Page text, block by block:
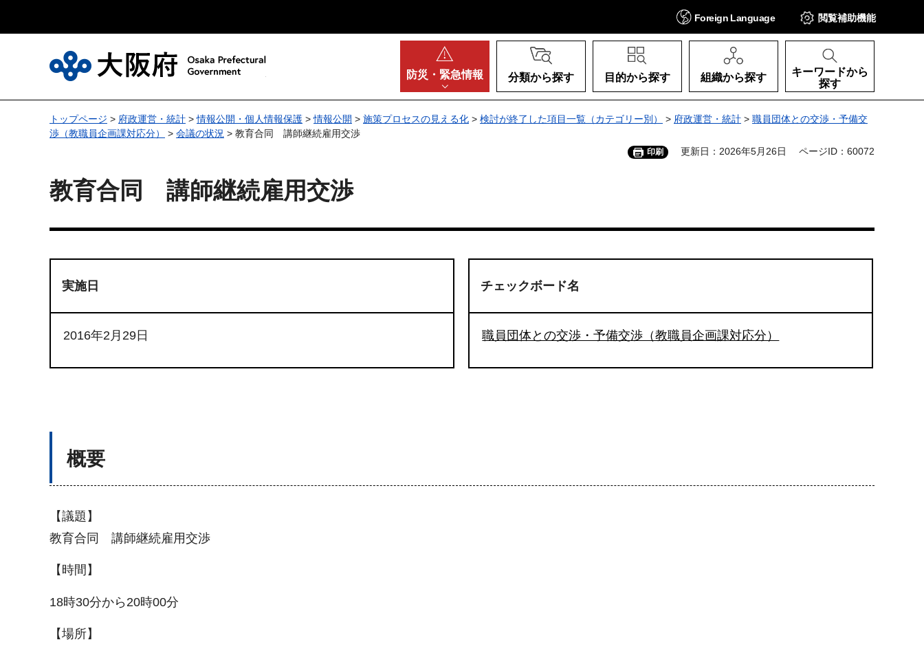
Foreign Language 閲覧補助機能
防災・ 緊急情報 分類から探す 目的から探す 組織から探す
キーワードから
探す
トップページ > 府政運営・統計 >情報公開・個人情報保護 >情報公開 > 施策プロセスの見える化 > 検討が終了した項目一覧（カテゴリー別） > 府政運営・統計 > 職員団体との交渉・予備交
渉（教職員企画課対応分）
> 会議の状況 > 教育合同 講師継続雇用交渉
印刷 更新日：2026年5月26日 ページID：60072
教育合同 講師継続雇用交渉
実施日
2016年2月29日
チェックボード名
職員団体との交渉・予備交渉（教職員企画課対応分）
概要
【議題】
教育合同 講師継続雇用交渉
【時間】
18時30分から20時00分
【場所】